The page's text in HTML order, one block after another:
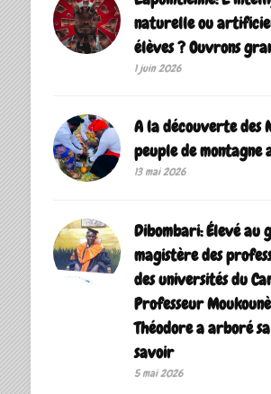
naturelle ou
élèves ? Ouvrons
1 juin 2026
A la découverte des
peuple de montagne
13 mai 2026
Dibombari: Élevé au
magistère des
des universités du
Professeur
Théodore a arboré
savoir ‎
5 mai 2026